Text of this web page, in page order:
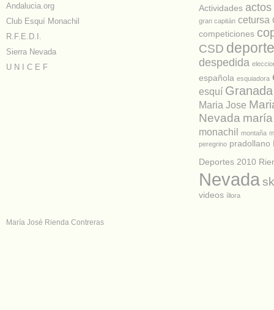
Andalucia.org
Club Esquí Monachil
R.F.E.D.I.
Sierra Nevada
U N I C E F
Actividades actos
gran capitán cetursa
competiciones
CSD deporte
despedida
española esquiadora
esquí Granada
Maria Jose
Nevada
monachil montaña
peregrino pradollano
Deportes 2010
Nevada
videos íllora
María José Rienda Contreras